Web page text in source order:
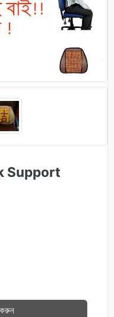
Support